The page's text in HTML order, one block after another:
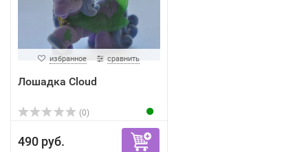
избранное сравнить
Лошадка Cloud
(0)
490 руб.